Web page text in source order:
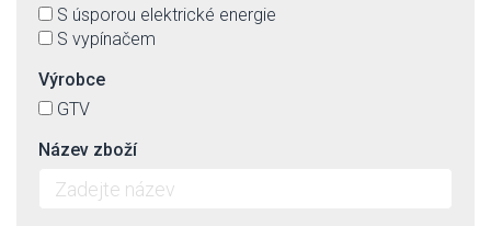
S úsporou elektrické energie
S vypínačem
Výrobce
GTV
Název zboží